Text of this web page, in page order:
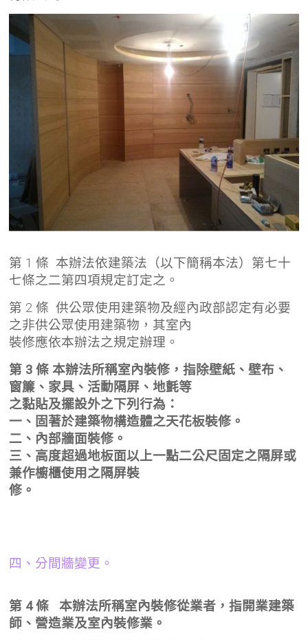
第 1 條 本辦法依建築法（以下簡稱本法）第七十
七條之二第四項規定訂定之。
第 2 條 供公眾使用建築物及經內政部認定有必要
之非供公眾使用建築物，其室內
裝修應依本辦法之規定辦理。
第 3 條 本辦法所稱室內裝修，指除壁紙、壁布、
窗簾、家具、活動隔屏、地氈等
之黏貼及擺設外之下列行為：
一、固著於建築物構造體之天花板裝修。
二、內部牆面裝修。
三、高度超過地板面以上一點二公尺固定之隔屏或
兼作櫥櫃使用之隔屏裝
修。
四、分間牆變更。
第 4 條 本辦法所稱室內裝修從業者，指開業建築
師、營造業及室內裝修業。